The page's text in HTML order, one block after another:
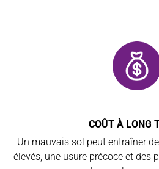
COÛT À LONG
Un mauvais sol peut entraîner
élevés, une usure précoce et des